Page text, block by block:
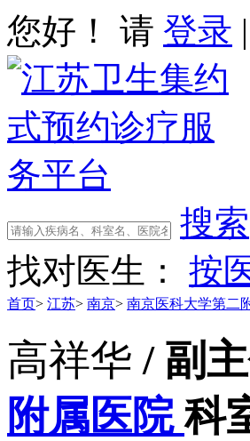
您好！ 请 登录 |
搜索
找对医生：
按
首页> 江苏> 南京> 南京医科大学第二
高祥华 / 副
附属医院科